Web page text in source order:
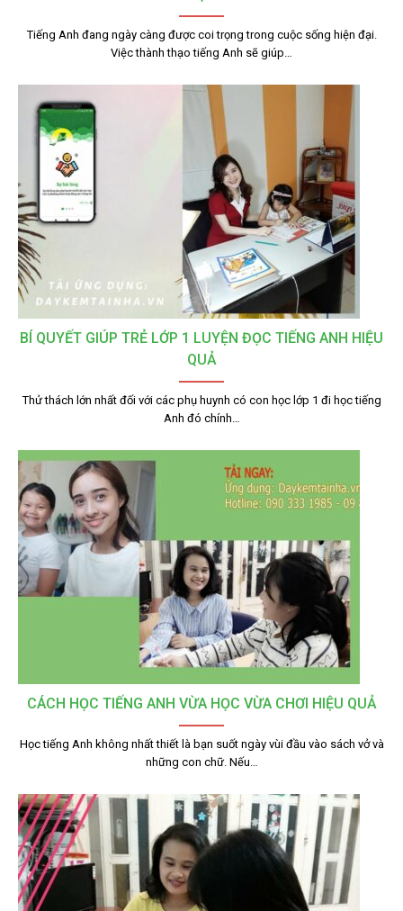
Tiếng Anh đang ngày càng được coi trọng trong cuộc sống hiện đại.
Việc thành thạo tiếng Anh sẽ giúp…
BÍ QUYẾT GIÚP TRẺ LỚP 1 LUYỆN ĐỌC TIẾNG ANH HIỆU
QUẢ
Thử thách lớn nhất đối với các phụ huynh có con học lớp 1 đi học tiếng
Anh đó chính…
CÁCH HỌC TIẾNG ANH VỪA HỌC VỪA CHƠI HIỆU QUẢ
Học tiếng Anh không nhất thiết là bạn suốt ngày vùi đầu vào sách vở và
những con chữ. Nếu…